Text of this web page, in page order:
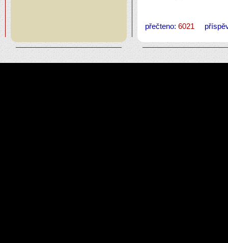
přečteno: 6021